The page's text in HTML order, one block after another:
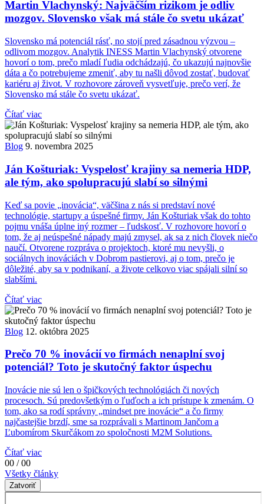
Martin Vlachynský: Najväčším rizikom je odliv
mozgov. Slovensko však má stále čo svetu ukázať
Slovensko má potenciál rásť, no stojí pred zásadnou výzvou –
odlivom mozgov. Analytik INESS Martin Vlachynský otvorene
hovorí o tom, prečo mladí ľudia odchádzajú, čo ukazujú najnovšie
dáta a čo potrebujeme zmeniť, aby tu našli dôvod zostať, budovať
kariéru aj život. V rozhovore zároveň vysvetľuje, prečo verí, že
Slovensko má stále čo svetu ukázať.
Čítať viac
Blog 9. novembra 2025
Ján Košturiak: Vyspelosť krajiny sa nemeria HDP,
ale tým, ako spolupracujú slabí so silnými
Keď sa povie „inovácia“, väčšina z nás si predstaví nové
technológie, startupy a úspešné firmy. Ján Košturiak však do tohto
pojmu vnáša úplne iný rozmer – ľudskosť. V rozhovore hovorí o
tom, že aj neúspešné nápady majú zmysel, ak sa z nich človek niečo
naučí. Otvorene rozpráva o projektoch, ktoré mu nevyšli, o
sociálnych inováciách v Dobrom pastierovi, aj o tom, prečo je
dôležité, aby sa v podnikaní, a živote celkovo viac spájali silní so
slabšími.
Čítať viac
Blog 12. októbra 2025
Prečo 70 % inovácií vo firmách nenaplní svoj
potenciál? Toto je skutočný faktor úspechu
Inovácie nie sú len o špičkových technológiách či nových
procesoch. Sú predovšetkým o ľuďoch a ich prístupe k zmenám. O
tom, ako sa rodí správny „mindset pre inovácie“ a čo firmy
najčastejšie brzdí, sme sa rozprávali s Martinom Jančom a
Ľubomírom Skurčákom zo spoločnosti M2M Solutions.
Čítať viac
00 / 00
Všetky články
Zatvoriť